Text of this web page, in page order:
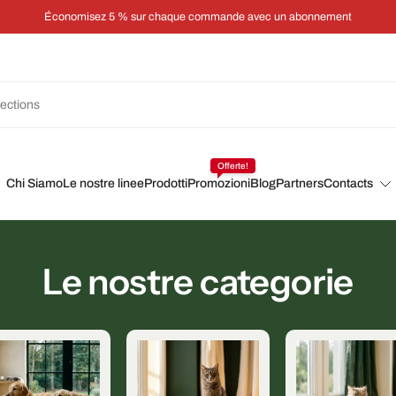
Économisez 5 % sur chaque commande avec un abonnement
Chi SiamoLe nostre lineeProdottiPromozioni
Offerte!
BlogPartnersContacts
Le nostre categorie